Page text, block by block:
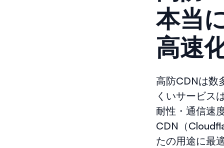
本当
高速
高防CDNは数
くいサービス
耐性・通信速
CDN（
たの用途に最